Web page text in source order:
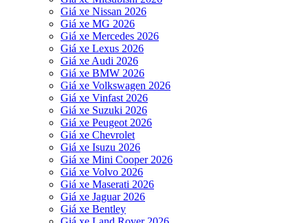
Giá xe Nissan 2026
Giá xe MG 2026
Giá xe Mercedes 2026
Giá xe Lexus 2026
Giá xe Audi 2026
Giá xe BMW 2026
Giá xe Volkswagen 2026
Giá xe Vinfast 2026
Giá xe Suzuki 2026
Giá xe Peugeot 2026
Giá xe Chevrolet
Giá xe Isuzu 2026
Giá xe Mini Cooper 2026
Giá xe Volvo 2026
Giá xe Maserati 2026
Giá xe Jaguar 2026
Giá xe Bentley